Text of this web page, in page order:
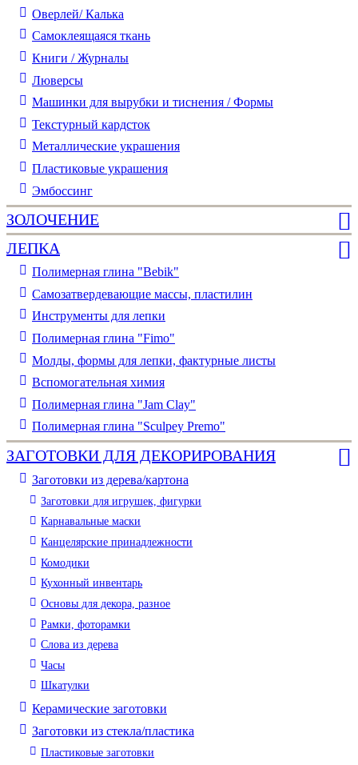
Оверлей/ Калька
Самоклеящаяся ткань
Книги / Журналы
Люверсы
Машинки для вырубки и тиснения / Формы
Текстурный кардсток
Металлические украшения
Пластиковые украшения
Эмбоссинг
ЗОЛОЧЕНИЕ
ЛЕПКА
Полимерная глина "Bebik"
Самозатвердевающие массы, пластилин
Инструменты для лепки
Полимерная глина "Fimo"
Молды, формы для лепки, фактурные листы
Вспомогательная химия
Полимерная глина "Jam Clay"
Полимерная глина "Sculpey Premo"
ЗАГОТОВКИ ДЛЯ ДЕКОРИРОВАНИЯ
Заготовки из дерева/картона
Заготовки для игрушек, фигурки
Карнавальные маски
Канцелярские принадлежности
Комодики
Кухонный инвентарь
Основы для декора, разное
Рамки, фоторамки
Слова из дерева
Часы
Шкатулки
Керамические заготовки
Заготовки из стекла/пластика
Пластиковые заготовки